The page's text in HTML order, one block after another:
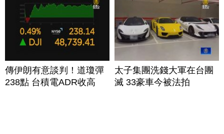
傳伊朗有意談判！道瓊彈
238點 台積電ADR收高
太子集團洗錢大軍在台團
滅 33豪車今被法拍